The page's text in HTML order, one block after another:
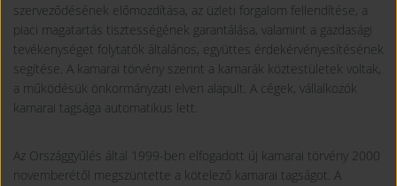
szerveződésének előmozdítása, az üzleti forgalom fellendítése, a
piaci magatartás tisztességének garantálása, valamint a gazdasági
tevékenységet folytatók általános, együttes érdekérvényesítésének
segítése. A kamarai törvény szerint a kamarák köztestületek voltak,
a működésük önkormányzati elven alapult. A cégek, vállalkozók
kamarai tagsága automatikus lett.
Az Országgyűlés által 1999-ben elfogadott új kamarai törvény 2000
novemberétől megszüntette a kötelező kamarai tagságot. A